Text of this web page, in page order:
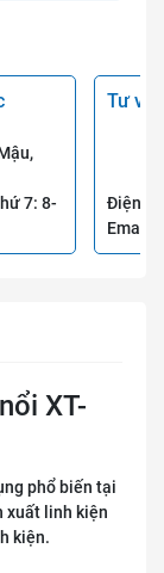
7: 8-
Tư
Điện
Email:
XT-
phổ biến tại
xuất linh kiện
kiện.